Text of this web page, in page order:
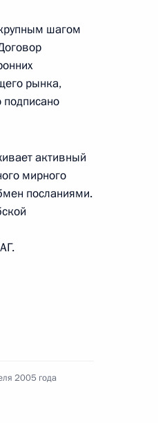
шагом
рынка,
активный
мирного
посланиями.
2005 года